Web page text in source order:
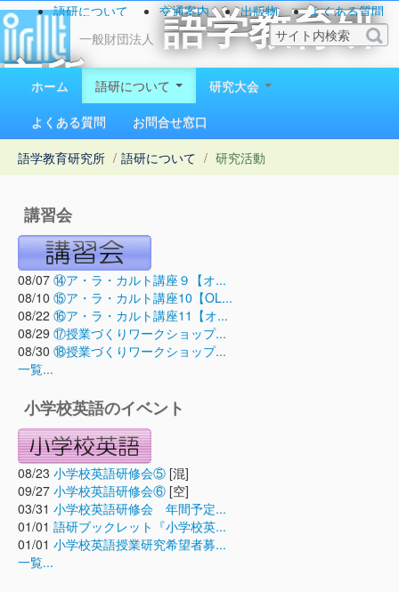
一般財団法人
語学教育研
究所
1923（大正12）年創立
語研について 交通案内 出版物
よくある質問
お問い合わせ
ホーム 語研について
研究大会
よくある質問
お問合せ窓口
語学教育研究所 / 語研について / 研究活動
講習会
08/07 ⑭ア・ラ・カルト講座９【オ...
08/10 ⑮ア・ラ・カルト講座10【OL...
08/22 ⑯ア・ラ・カルト講座11【オ...
08/29 ⑰授業づくりワークショップ...
08/30 ⑱授業づくりワークショップ...
一覧...
小学校英語のイベント
08/23 小学校英語研修会⑤ [混]
09/27 小学校英語研修会⑥ [空]
03/31 小学校英語研修会 年間予定...
01/01 語研ブックレット『小学校英...
01/01 小学校英語授業研究希望者募...
一覧...